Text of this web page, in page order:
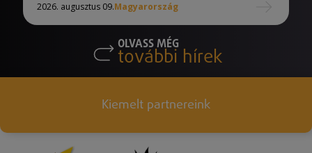
2026. augusztus 09.Magyarország
OLVASS MÉG
további hírek
Kiemelt partnereink